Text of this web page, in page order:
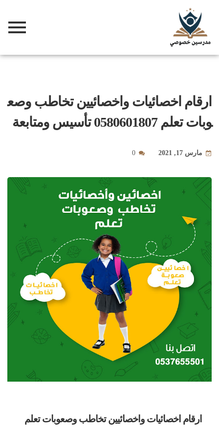
ارقام اخصائيات واخصائيين تخاطب وصع
وبات تعلم 0580601807 تأسيس ومتابعة
مارس 17, 2021
ارقام اخصائيات واخصائيين تخاطب وصعوبات تعلم